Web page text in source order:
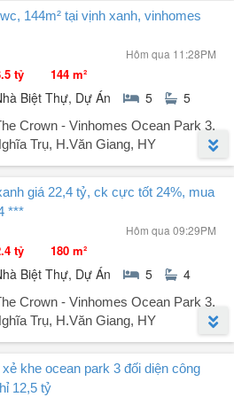
e cũng có ạ )
tin đăng)
liền kề Vinhomes Ocean Park 3 giá
là khu trung tâm Ocean Park 3.
ngoài.
thỏa sức sáng tạo không gian sống.
thái tiện ích All - In - One của đại đô
144m² tại vịnh xanh, vinhomes
Hôm qua 11:28PM
tỷ 144 m²
Biệt Thự, Dự Án 5 5
Crown - Vinhomes Ocean Park 3,
Trụ, H.Văn Giang, HY
(4 tin đăng)
Xanh, Vinhomes Ocean Park 3, xã
Văn Giang, Hưng Yên), diện tích
4 tầng. Mặt tiền rộng 8m, ngõ vào
việc kinh doanh hoặc làm văn
dàng thiết kế theo phong cách riêng.
giá 22,4 tỷ, ck cực tốt 24%, mua
***
Hôm qua 09:29PM
tỷ 180 m²
Biệt Thự, Dự Án 5 4
Crown - Vinhomes Ocean Park 3,
Trụ, H.Văn Giang, HY
(28 tin đăng)
kín Vịnh Xanh - Vinhomes Ocean
khe ocean park 3 đối diện công
12,5 tỷ